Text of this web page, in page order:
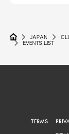
JAPAN
EVENTS LIST
TERMS